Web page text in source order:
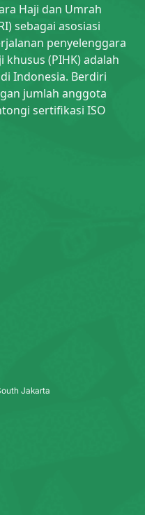
Haji dan Umrah
sebagai asosiasi
penyelenggara
khusus (PIHK) adalah
Indonesia. Berdiri
jumlah anggota
sertifikasi ISO
Jakarta